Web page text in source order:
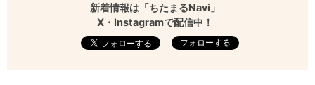
新着情報は「ちたまるNavi」
X・Instagramで配信中！
フォローする